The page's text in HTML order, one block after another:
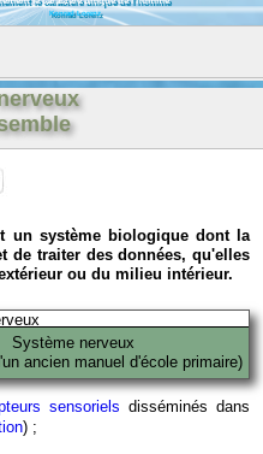
Konrad Lorenz
un système biologique dont la
de traiter des données, qu'elles
ou du milieu intérieur.
Système nerveux
ancien manuel d'école primaire)
sensoriels disséminés dans
) ;